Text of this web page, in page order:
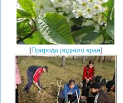
[Природа родного края]